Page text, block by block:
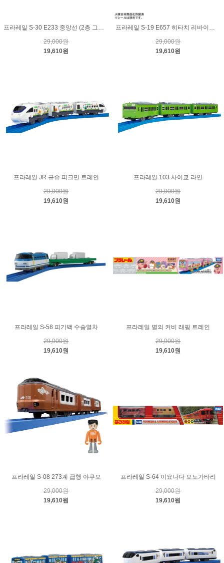
프라레일 S-30 E233 중앙선 (2층 그린카)
29,000원
19,610원
프라레일 S-19 E657 히타치 리바이벌 칼라 옐로우
29,000원
19,610원
프라레일 JR 규슈 피크민 트레인
29,000원
19,610원
프라레일 103 사이쿄 라인
29,000원
19,610원
프라레일 S-58 피기백 수송열차
29,000원
19,610원
프라레일 별의 커비 래핑 트레인
29,000원
19,610원
프라레일 S-08 273계 급행 야쿠모
29,000원
19,610원
프라레일 S-64 이요나다 모노가타리
29,000원
19,610원